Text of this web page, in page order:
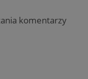
komentarzy